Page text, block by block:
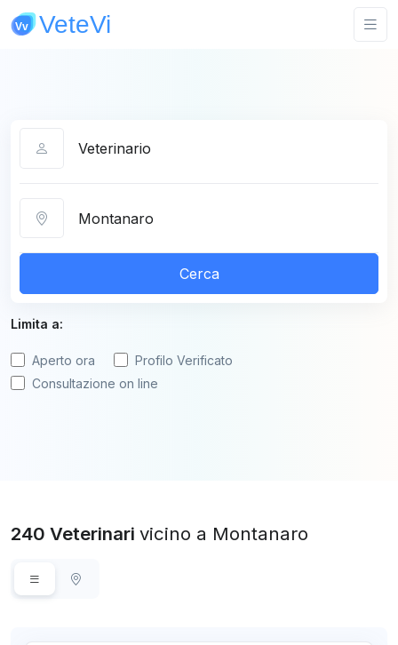
Cerca
Limita a:
Aperto ora
Profilo Verificato
Consultazione on line
240 Veterinari vicino a Montanaro